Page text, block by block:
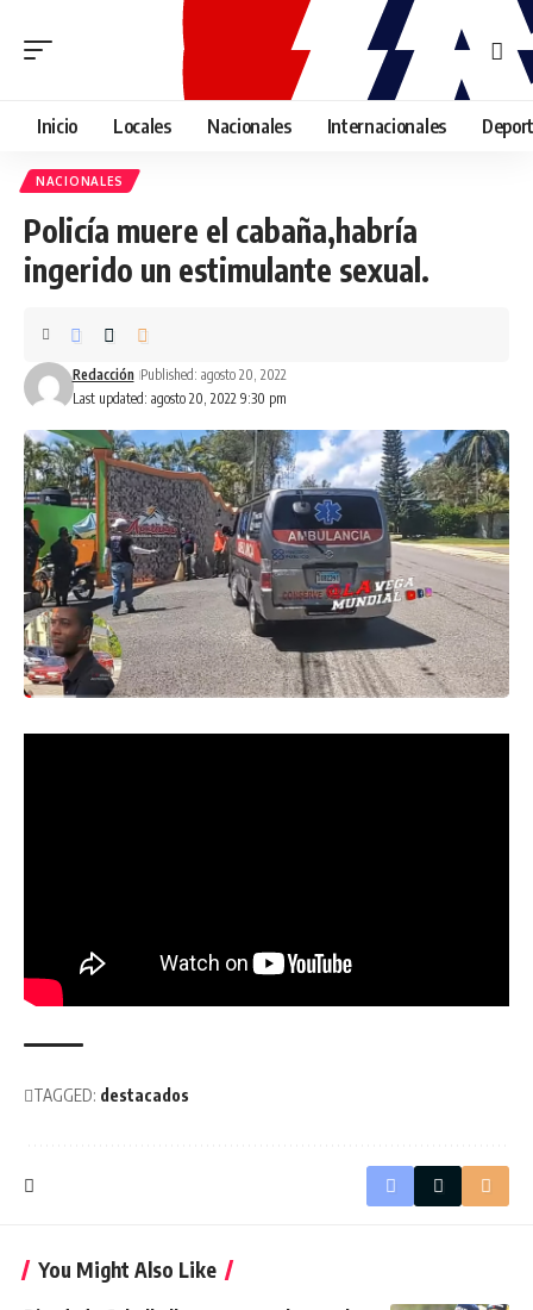
Inicio Locales Nacionales Internacionales
NACIONALES
Policía muere el cabaña,habría
ingerido un estimulante sexual.
Last updated: agosto 20, 2022 9:30 pm
Redacción Published: agosto 20, 2022
TAGGED: destacados
You Might Also Like